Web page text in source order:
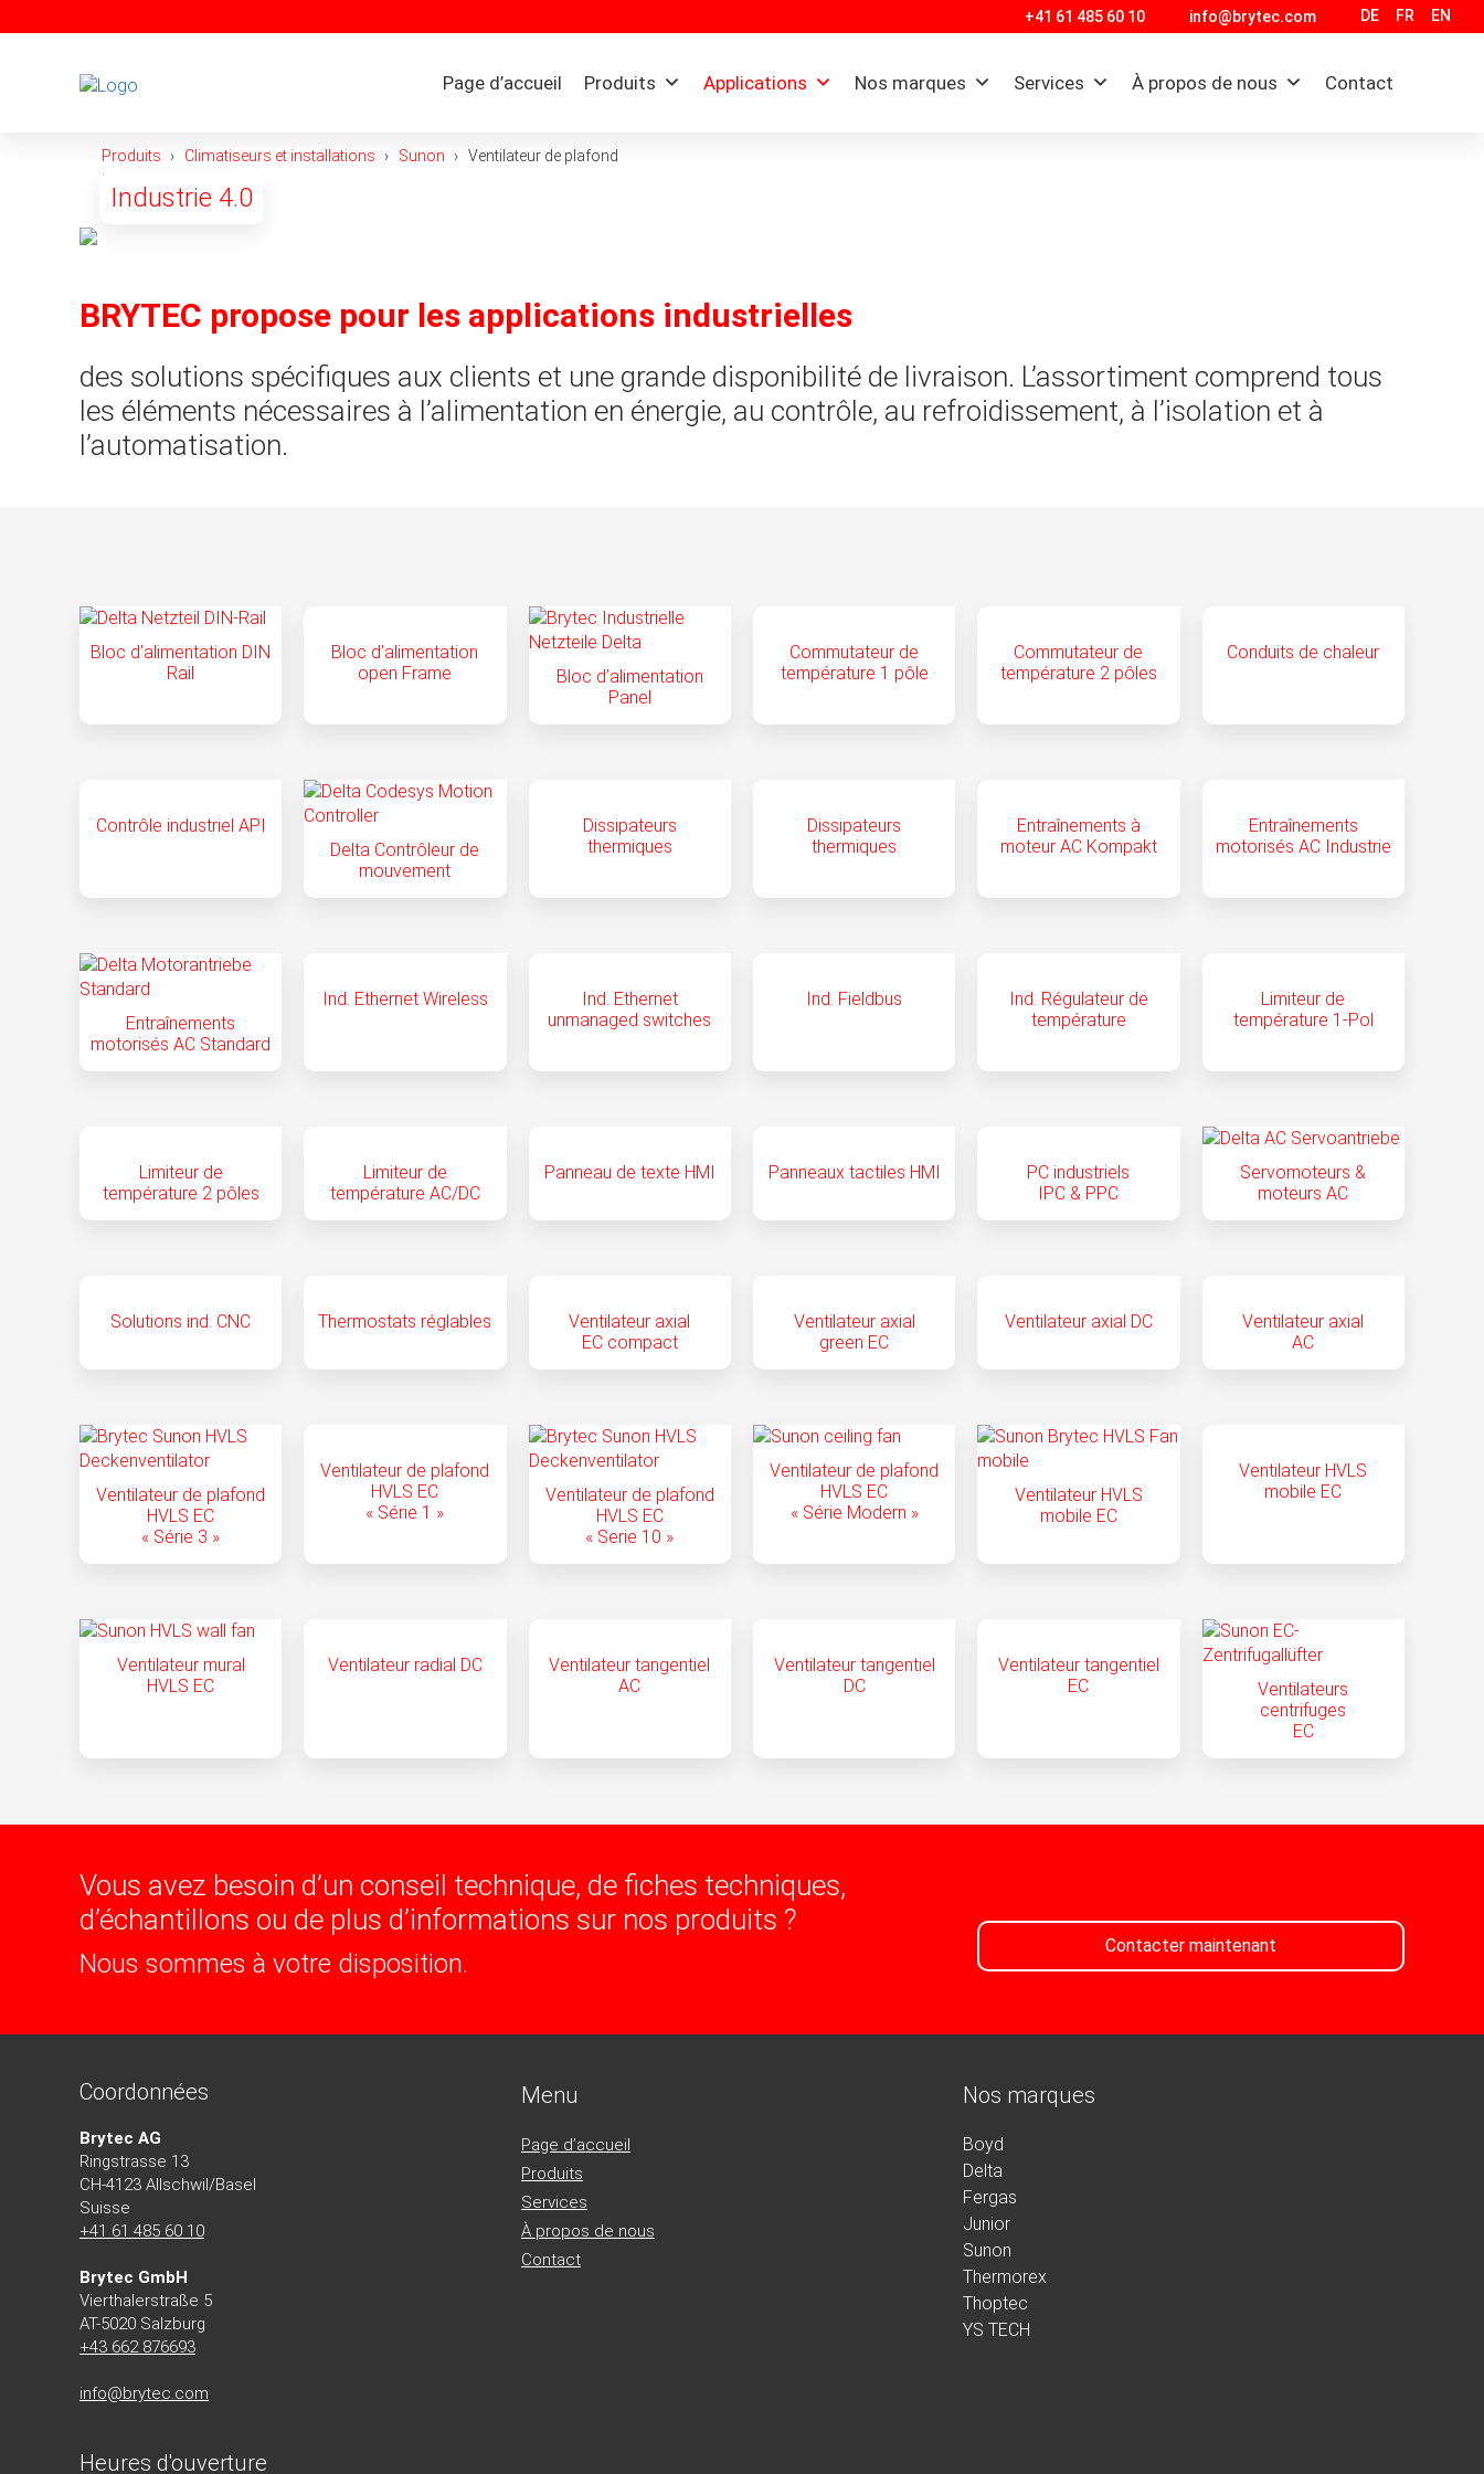
au
+41 61 485 60 10 info@brytec.com DE FR EN
Page d’accueil Produits Applications Nos marques Services À propos de nous Contact
Produits Climatiseurs et installations Sunon
Ventilateur de plafond
HVLS EC
« Serie 10 »
Industrie 4.0
BRYTEC propose pour les applications industrielles
des solutions spécifiques aux clients et une grande disponibilité de livraison. L’assortiment comprend tous
les éléments nécessaires à l’alimentation en énergie, au contrôle, au refroidissement, à l’isolation et à
l’automatisation.
Bloc d’alimentation DIN
Rail
Bloc d’alimentation
open Frame
Bloc d’alimentation
Panel
Commutateur de
température 1 pôle
Commutateur de
température 2 pôles
Conduits de chaleur
Contrôle industriel API
Delta Contrôleur de
mouvement
Dissipateurs
thermiques
Dissipateurs
thermiques
Entraînements à
moteur AC Kompakt
Entraînements
motorisés AC Industrie
Entraînements
motorisés AC Standard
Ind. Ethernet Wireless
Ind. Ethernet
unmanaged switches
Ind. Fieldbus
Ind. Régulateur de
température
Limiteur de
température 1-Pol
Limiteur de
température 2 pôles
Limiteur de
température AC/DC
Panneau de texte HMI Panneaux tactiles HMI
PC industriels
IPC & PPC
Servomoteurs &
moteurs AC
Solutions ind. CNC Thermostats réglables
Ventilateur axial
EC compact
Ventilateur axial
green EC
Ventilateur axial DC
Ventilateur axial
AC
Ventilateur de plafond
HVLS EC
« Série 3 »
Ventilateur de plafond
HVLS EC
« Série 1 »
Ventilateur de plafond
HVLS EC
« Serie 10 »
Ventilateur de plafond
HVLS EC
« Série Modern »
Ventilateur HVLS
mobile EC
Ventilateur HVLS
mobile EC
Ventilateur mural
HVLS EC
Ventilateur radial DC
Ventilateur tangentiel
AC
Ventilateur tangentiel
DC
Ventilateur tangentiel
EC
Ventilateurs
centrifuges
EC
Vous avez besoin d’un conseil technique, de fiches techniques,
d’échantillons ou de plus d’informations sur nos produits ?
Nous sommes à votre disposition.
Contacter maintenant
Coordonnées
Brytec AG
Ringstrasse 13
CH-4123 Allschwil/Basel
Suisse
+41 61 485 60 10
Brytec GmbH
Vierthalerstraße 5
AT-5020 Salzburg
+43 662 876693
info@brytec.com
Heures d'ouverture
Menu
Page d’accueil
Produits
Services
À propos de nous
Contact
Nos marques
Boyd
Delta
Fergas
Junior
Sunon
Thermorex
Thoptec
YS TECH